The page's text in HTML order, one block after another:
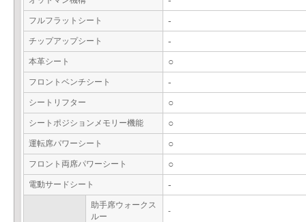
フルフラットシート -
チップアップシート -
本革シート ○
フロントベンチシート -
シートリフター ○
シートポジションメモリー機能 ○
運転席パワーシート ○
フロント両席パワーシート ○
電動サードシート -
助手席ウォークス
ルー
-